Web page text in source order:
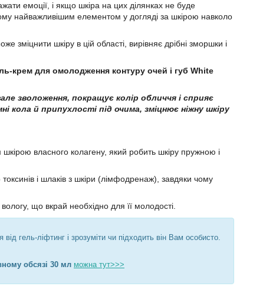
емоції, і якщо шкіра на цих ділянках не буде
найважливішим елементом у догляді за шкірою навколо
зміцнити шкіру в цій області, вирівняє дрібні зморшки і
крем для омолодження контуру очей і губ White
зволоження, покращує колір обличчя і сприяє
кола й припухлості під очима, зміцнює ніжну шкіру
власного колагену, який робить шкіру пружною і
і шлаків з шкіри (лімфодренаж), завдяки чому
що вкрай необхідно для її молодості.
гель-ліфтинг і зрозуміти чи підходить він Вам особисто.
обсязі 30 мл можна тут>>>